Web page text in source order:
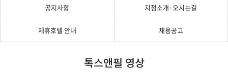
공지사항 지점소개·오시는길
제휴호텔 안내 채용공고
톡스앤필 영상